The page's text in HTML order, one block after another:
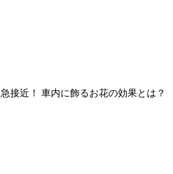
接近！ 車内に飾るお花の効果とは？